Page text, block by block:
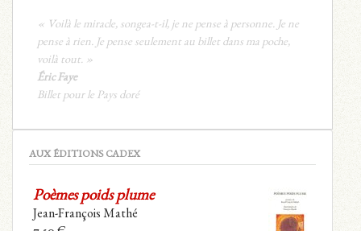
« Voilà le miracle, songea-t-il, je ne pense à personne. Je ne
pense à rien. Je pense seulement au billet dans ma poche,
voilà tout. »
Éric Faye
Billet pour le Pays doré
AUX ÉDITIONS CADEX
Poèmes poids plume
Jean-François Mathé